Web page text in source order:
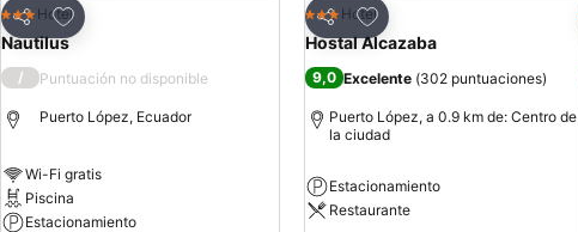
Compartir
Agregar a favoritos
3 Estrellas
Hotel
Nautilus
/ Puntuación no disponible
Puerto López, Ecuador
Wi-Fi gratis
Piscina
Estacionamiento
Compartir
Agregar a favoritos
3 Estrellas
Hotel
Hostal Alcazaba
9,0 Excelente (302 puntuaciones)
Puerto López, a 0.9 km de: Centro de
la ciudad
Estacionamiento
Restaurante